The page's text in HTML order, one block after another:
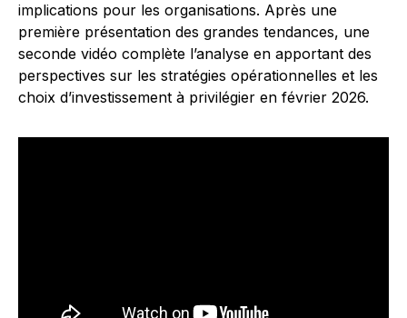
implications pour les organisations. Après une
première présentation des grandes tendances, une
seconde vidéo complète l’analyse en apportant des
perspectives sur les stratégies opérationnelles et les
choix d’investissement à privilégier en février 2026.